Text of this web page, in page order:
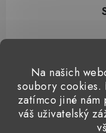
Na našich
soubory cookies.
zatímco jiné nám
váš uživatelský
Přijímáme online
Detailingclub